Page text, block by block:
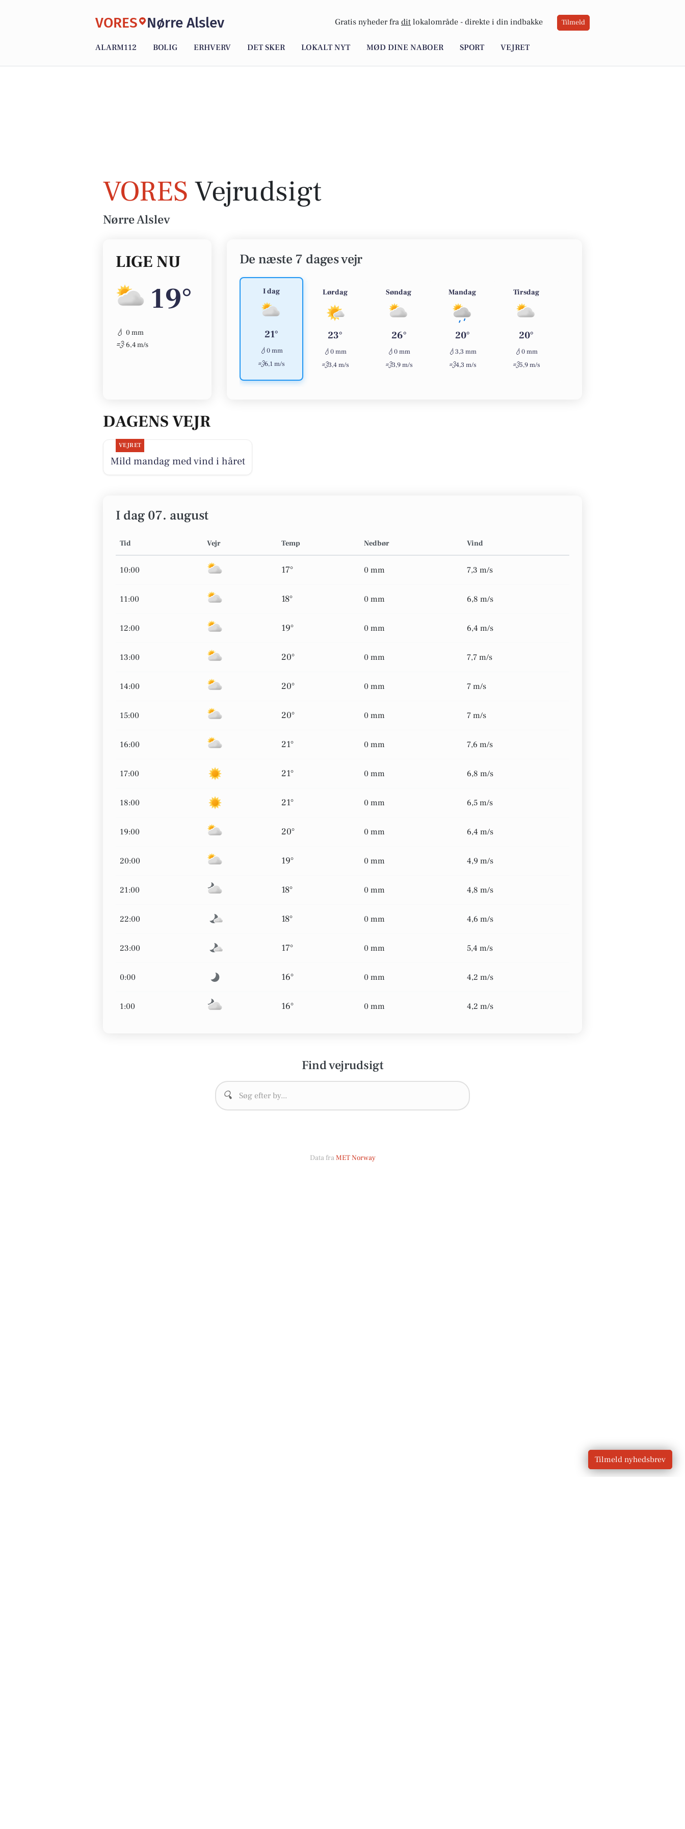
VORES Nørre Alslev Gratis nyheder fra dit lokalområde - direkte i din indbakke Tilmeld
ALARM112 BOLIG ERHVERV DET SKER LOKALT NYT MØD DINE NABOER SPORT VEJRET
VORES Vejrudsigt
Nørre Alslev
LIGE NU
19°
💧 0 mm
💨 6,4 m/s
De næste 7 dages vejr
I dag
21°
💧0 mm
💨6,1 m/s
Lørdag
23°
💧0 mm
💨3,4 m/s
Søndag
26°
💧0 mm
💨3,9 m/s
Mandag
20°
💧3,3 mm
💨4,3 m/s
Tirsdag
20°
💧0 mm
💨5,9 m/s
DAGENS VEJR
VEJRET
Mild mandag med vind i håret
I dag 07. august
Tid Vejr Temp Nedbør Vind
10:00 17° 0 mm 7,3 m/s
11:00 18° 0 mm 6,8 m/s
12:00 19° 0 mm 6,4 m/s
13:00 20° 0 mm 7,7 m/s
14:00 20° 0 mm 7 m/s
15:00 20° 0 mm 7 m/s
16:00 21° 0 mm 7,6 m/s
17:00 21° 0 mm 6,8 m/s
18:00 21° 0 mm 6,5 m/s
19:00 20° 0 mm 6,4 m/s
20:00 19° 0 mm 4,9 m/s
21:00 18° 0 mm 4,8 m/s
22:00 18° 0 mm 4,6 m/s
23:00 17° 0 mm 5,4 m/s
0:00 16° 0 mm 4,2 m/s
1:00 16° 0 mm 4,2 m/s
Find vejrudsigt
🔍
Data fraMET Norway
Tilmeld nyhedsbrev